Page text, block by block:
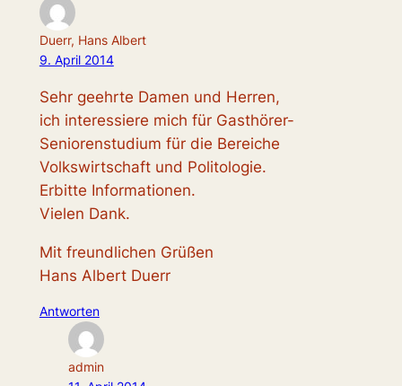
Duerr, Hans Albert
9. April 2014
Sehr geehrte Damen und Herren,
ich interessiere mich für Gasthörer-
Seniorenstudium für die Bereiche
Volkswirtschaft und Politologie.
Erbitte Informationen.
Vielen Dank.
Mit freundlichen Grüßen
Hans Albert Duerr
Antworten
admin